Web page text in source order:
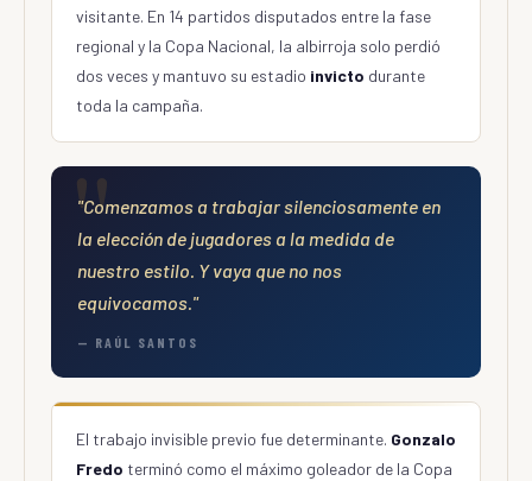
visitante. En 14 partidos disputados entre la fase
regional y la Copa Nacional, la albirroja solo perdió
dos veces y mantuvo su estadio invicto durante
toda la campaña.
"Comenzamos a trabajar silenciosamente en
la elección de jugadores a la medida de
nuestro estilo. Y vaya que no nos
equivocamos."
— RAÚL SANTOS
El trabajo invisible previo fue determinante. Gonzalo
Fredo terminó como el máximo goleador de la Copa